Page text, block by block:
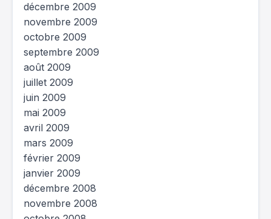
décembre 2009
novembre 2009
octobre 2009
septembre 2009
août 2009
juillet 2009
juin 2009
mai 2009
avril 2009
mars 2009
février 2009
janvier 2009
décembre 2008
novembre 2008